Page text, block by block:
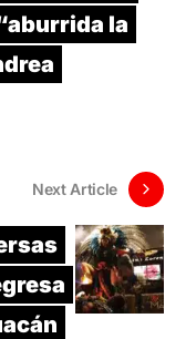
la
Next Article